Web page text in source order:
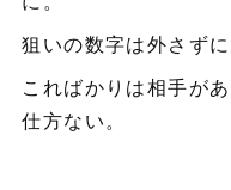
狙いの数字は外さず
こればかりは相手が
仕方ない。